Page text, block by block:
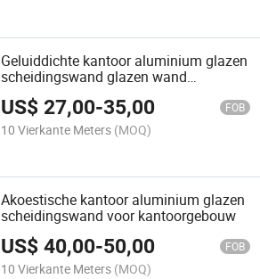
Geluiddichte kantoor aluminium glazen
scheidingswand glazen wand
scheidingssysteem met deur
US$27,00-35,00 FOB
10 Vierkante Meters (MOQ)
Akoestische kantoor aluminium glazen
scheidingswand voor kantoorgebouw
US$40,00-50,00 FOB
10 Vierkante Meters (MOQ)